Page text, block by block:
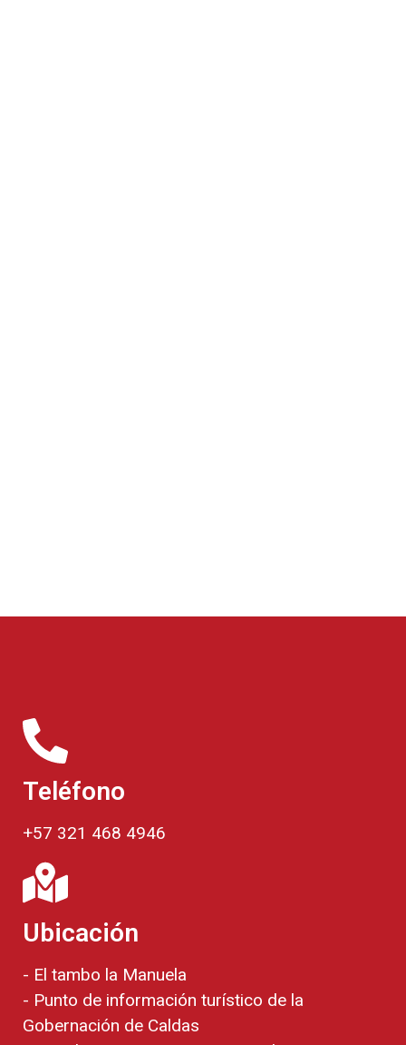
Teléfono
+57 321 468 4946
Ubicación
- El tambo la Manuela
- Punto de información turístico de la
Gobernación de Caldas